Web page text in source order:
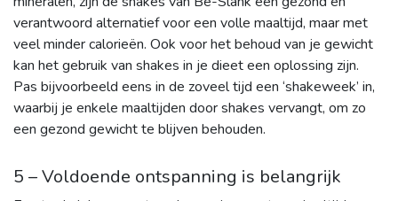
verantwoord alternatief voor een volle maaltijd, maar met
veel minder calorieën. Ook voor het behoud van je gewicht
kan het gebruik van shakes in je dieet een oplossing zijn.
Pas bijvoorbeeld eens in de zoveel tijd een ‘shakeweek’ in,
waarbij je enkele maaltijden door shakes vervangt, om zo
een gezond gewicht te blijven behouden.
5 – Voldoende ontspanning is belangrijk